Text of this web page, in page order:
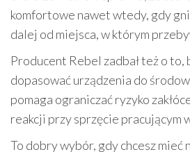
komfortowe nawet wtedy, gdy
dalej od miejsca, w którym
Producent Rebel zadbał też o to,
dopasować urządzenia do
pomaga ograniczać ryzyko
reakcji przy sprzęcie pracującym
To dobry wybór, gdy chcesz mieć